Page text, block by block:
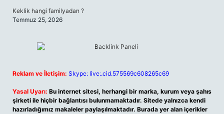
Keklik hangi familyadan ?
Temmuz 25, 2026
Reklam ve İletişim: Skype: live:.cid.575569c608265c69
Yasal Uyarı: Bu internet sitesi, herhangi bir marka, kurum veya şahıs
şirketi ile hiçbir bağlantısı bulunmamaktadır. Sitede yalnızca kendi
hazırladığımız makaleler paylaşılmaktadır. Burada yer alan içerikler